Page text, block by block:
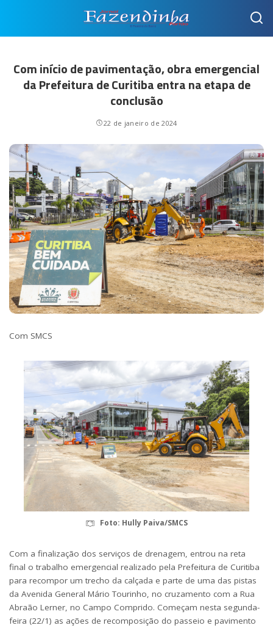
Com início de pavimentação, obra emergencial
da Prefeitura de Curitiba entra na etapa de
conclusão
22 de janeiro de 2024
Com SMCS
Foto: Hully Paiva/SMCS
Com a finalização dos serviços de drenagem, entrou na reta
final o trabalho emergencial realizado pela Prefeitura de Curitiba
para recompor um trecho da calçada e parte de uma das pistas
da Avenida General Mário Tourinho, no cruzamento com a Rua
Abraão Lerner, no Campo Comprido. Começam nesta segunda-
feira (22/1) as ações de recomposição do passeio e pavimento